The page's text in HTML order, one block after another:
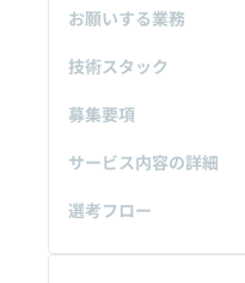
お願いする業務
技術スタック
募集要項
サービス内容の詳細
選考フロー